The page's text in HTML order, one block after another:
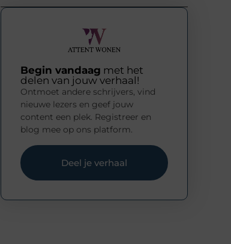
Begin vandaag met het
delen van jouw verhaal!
Ontmoet andere schrijvers, vind
nieuwe lezers en geef jouw
content een plek. Registreer en
blog mee op ons platform.
Deel je verhaal